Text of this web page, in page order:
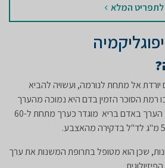
לתפריט המלא
אל מתחת לנורמה, ועשויה להביא
רמת הסוכר הזמין בדם היא נמוכה מהערך
המאפשר תפקוד מוחי תקין . הערך באדם בריא מוגדר כערך מתחת ל-60
שכן הוא מטופל בתרופת המשנות את ערך